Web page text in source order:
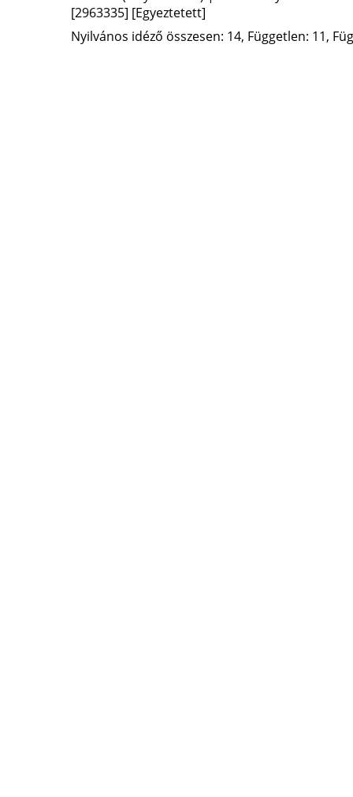
[2963335] [Egyeztetett]
Nyilvános idéző összesen: 14, Független: 11,